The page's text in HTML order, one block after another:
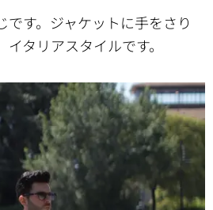
す。ジャケットに手をさり
タリアスタイルです。